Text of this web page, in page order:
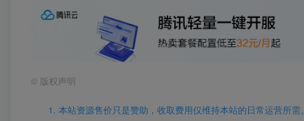
© 版权声明
1. 本站资源售价只是赞助，收取费用仅维持本站的日常运营所需。